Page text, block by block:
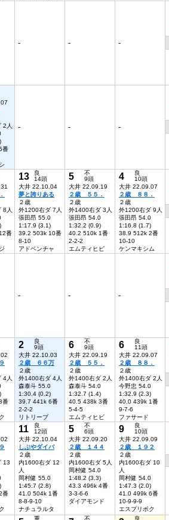
- - -
2人
番
- - -
8人
番
13
良
14頭
大井 22.10.04
夢と誇りある
２歳
外1200右ダ 7人
張田昂 55.0
1:17.9 (3.1)
39.2 503k 10番
8-10
アドベンチャ
5
不
9頭
大井 22.09.19
２歳 ５５．
２歳
外1400右ダ 3人
張田昂 54.0
1:32.2 (0.9)
40.2 510k 1番
2-2-2
エムティヒビ
4
良
10頭
大井 22.09.07
２歳 ８８．
２歳
外1200右ダ 9人
張田昂 54.0
1:16.8 (1.7)
38.9 512k 2番
10-10
ケンマキシム
- - -
4人
番
2
良
9頭
大井 22.10.03
２歳 ６６万
２歳
外1400右ダ 4人
森泰斗 55.0
1:30.4 (0.2)
39.7 441k 6番
2-2-2
リトリーブ
6
不
9頭
大井 22.09.19
２歳 ５５．
２歳
外1400右ダ 2人
森泰斗 54.0
1:32.7 (1.4)
40.5 438k 3番
5-4-5
エムティヒビ
6
良
11頭
大井 22.09.07
２歳 ８８．
２歳
外1400右ダ 2人
今野忠 54.0
1:32.9 (2.3)
40.0 439k 1番
9-7-6
ファサード
13
番
11
良
12頭
大井 22.10.04
しぶやダイバ
２歳
内1600右ダ 12
人
岡村健 55.0
1:45.7 (2.8)
41.0 504k 1番
8-8-9-10
ナチュラルタ
5
不
6頭
大井 22.09.20
２歳 １４４
２歳
内1600右ダ 5人
岡村健 54.0
1:48.2 (3.3)
43.3 496k 4番
3-3-6-6
ダイアモンド
9
良
10頭
大井 22.09.09
２歳 １９２
２歳
内1600右ダ 10
人
岡村健 54.0
1:47.3 (2.0)
41.0 499k 6番
10-9-9-9
エスプリボク
重
不
良